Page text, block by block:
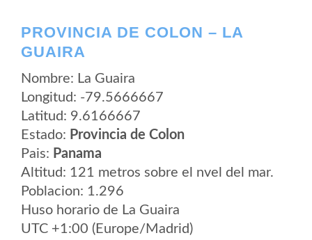
PROVINCIA DE COLON – LA
GUAIRA
Nombre: La Guaira
Longitud: -79.5666667
Latitud: 9.6166667
Estado: Provincia de Colon
Pais: Panama
Altitud: 121 metros sobre el nvel del mar.
Poblacion: 1.296
Huso horario de La Guaira
UTC +1:00 (Europe/Madrid)